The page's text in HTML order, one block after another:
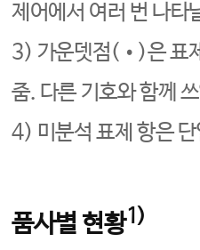
제어에서 여러 번 나타
3) 가운뎃점(•)은 표
줌. 다른 기호와 함께
4) 미분석 표제 항은
품사별 현황1)